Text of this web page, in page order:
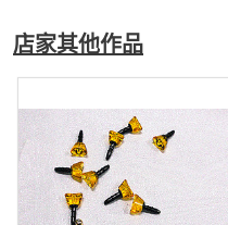
店家其他作品